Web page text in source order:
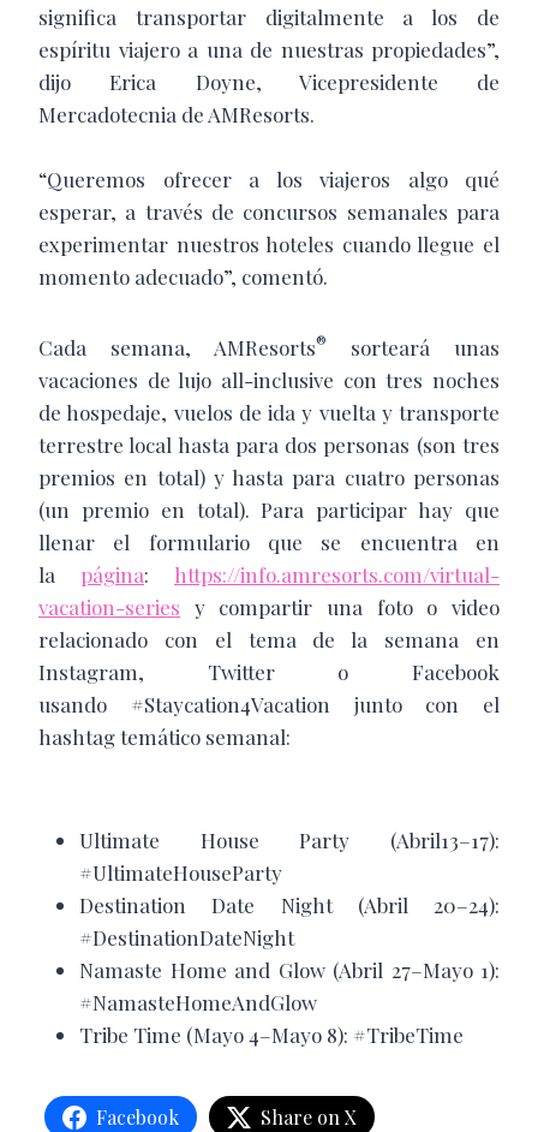
significa transportar digitalmente a los de
espíritu viajero a una de nuestras propiedades”,
dijo Erica Doyne, Vicepresidente de
Mercadotecnia de AMResorts.
“Queremos ofrecer a los viajeros algo qué
esperar, a través de concursos semanales para
experimentar nuestros hoteles cuando llegue el
momento adecuado”, comentó.
Cada semana, AMResorts®
sorteará unas
vacaciones de lujo all-inclusive con tres noches
de hospedaje, vuelos de ida y vuelta y transporte
terrestre local hasta para dos personas (son tres
premios en total) y hasta para cuatro personas
(un premio en total). Para participar hay que
llenar el formulario que se encuentra en
la página: https://info.amresorts.com/virtual-
vacation-series y compartir una foto o video
relacionado con el tema de la semana en
Instagram, Twitter o Facebook
usando #Staycation4Vacation junto con el
hashtag temático semanal:
Ultimate House Party (Abril13–17):
#UltimateHouseParty
Destination Date Night (Abril 20–24):
#DestinationDateNight
Namaste Home and Glow (Abril 27–Mayo 1):
#NamasteHomeAndGlow
Tribe Time (Mayo 4–Mayo 8): #TribeTime
Facebook Share on X